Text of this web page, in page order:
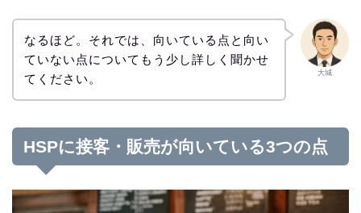
大城
なるほど。それでは、向いている点と向い
ていない点についてもう少し詳しく聞かせ
てください。
HSPに接客・販売が向いている3つの点